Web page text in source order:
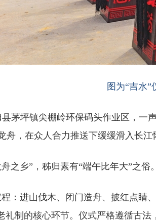
图为“吉水
县茅坪镇尖棚岭环保码头作业区，
舟，在众人合力推送下缓缓滑入长
之乡”，秭归素有“端午比年大”之俗。
：进山伐木、闭门造舟、披红点睛
礼制的核心环节。仪式严格遵循古